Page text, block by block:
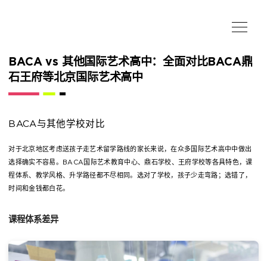
BACA vs 其他国际艺术高中：全面对比BACA鼎
石王府等北京国际艺术高中
BACA与其他学校对比
对于北京地区考虑送孩子走艺术留学路线的家长来说，在众多国际艺术高中中做出
选择确实不容易。BACA国际艺术教育中心、鼎石学校、王府学校等各具特色，课
程体系、教学风格、升学路径都不尽相同。选对了学校，孩子少走弯路；选错了，
时间和金钱都白花。
课程体系差异